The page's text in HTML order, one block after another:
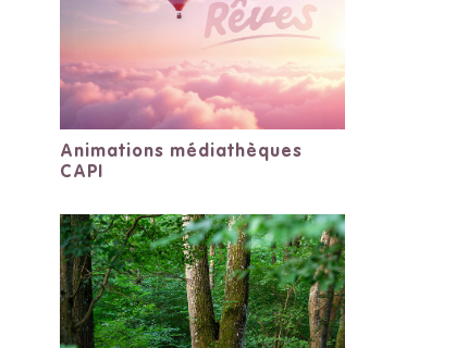
Animations médiathèques
CAPI